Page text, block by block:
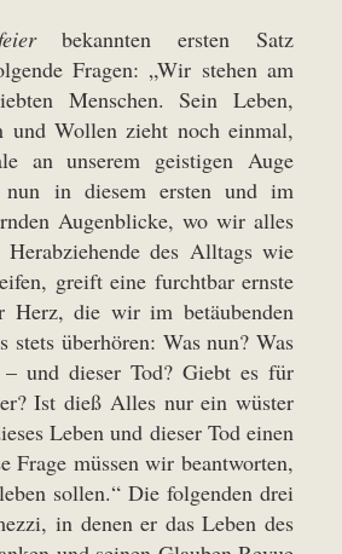
bekannten ersten Satz
Fragen: „Wir stehen am
Menschen. Sein Leben,
und Wollen zieht noch einmal,
an unserem geistigen Auge
in diesem ersten und im
Augenblicke, wo wir alles
des Alltags wie
greift eine furchtbar ernste
Herz, die wir im betäubenden
stets überhören: Was nun? Was
und dieser Tod? Giebt es für
Ist dieß Alles nur ein wüster
Leben und dieser Tod einen
Frage müssen wir beantworten,
sollen.“ Die folgenden drei
in denen er das Leben des